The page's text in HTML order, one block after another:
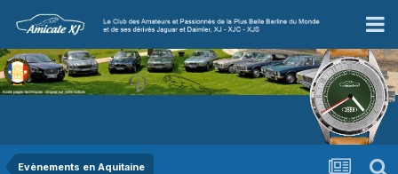
Evènements en Aquitaine